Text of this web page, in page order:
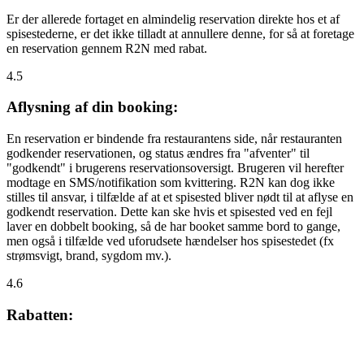
Er der allerede fortaget en almindelig reservation direkte hos et af
spisestederne, er det ikke tilladt at annullere denne, for så at foretage
en reservation gennem R2N med rabat.
4.5
Aflysning af din booking:
En reservation er bindende fra restaurantens side, når restauranten
godkender reservationen, og status ændres fra "afventer" til
"godkendt" i brugerens reservationsoversigt. Brugeren vil herefter
modtage en SMS/notifikation som kvittering. R2N kan dog ikke
stilles til ansvar, i tilfælde af at et spisested bliver nødt til at aflyse en
godkendt reservation. Dette kan ske hvis et spisested ved en fejl
laver en dobbelt booking, så de har booket samme bord to gange,
men også i tilfælde ved uforudsete hændelser hos spisestedet (fx
strømsvigt, brand, sygdom mv.).
4.6
Rabatten: